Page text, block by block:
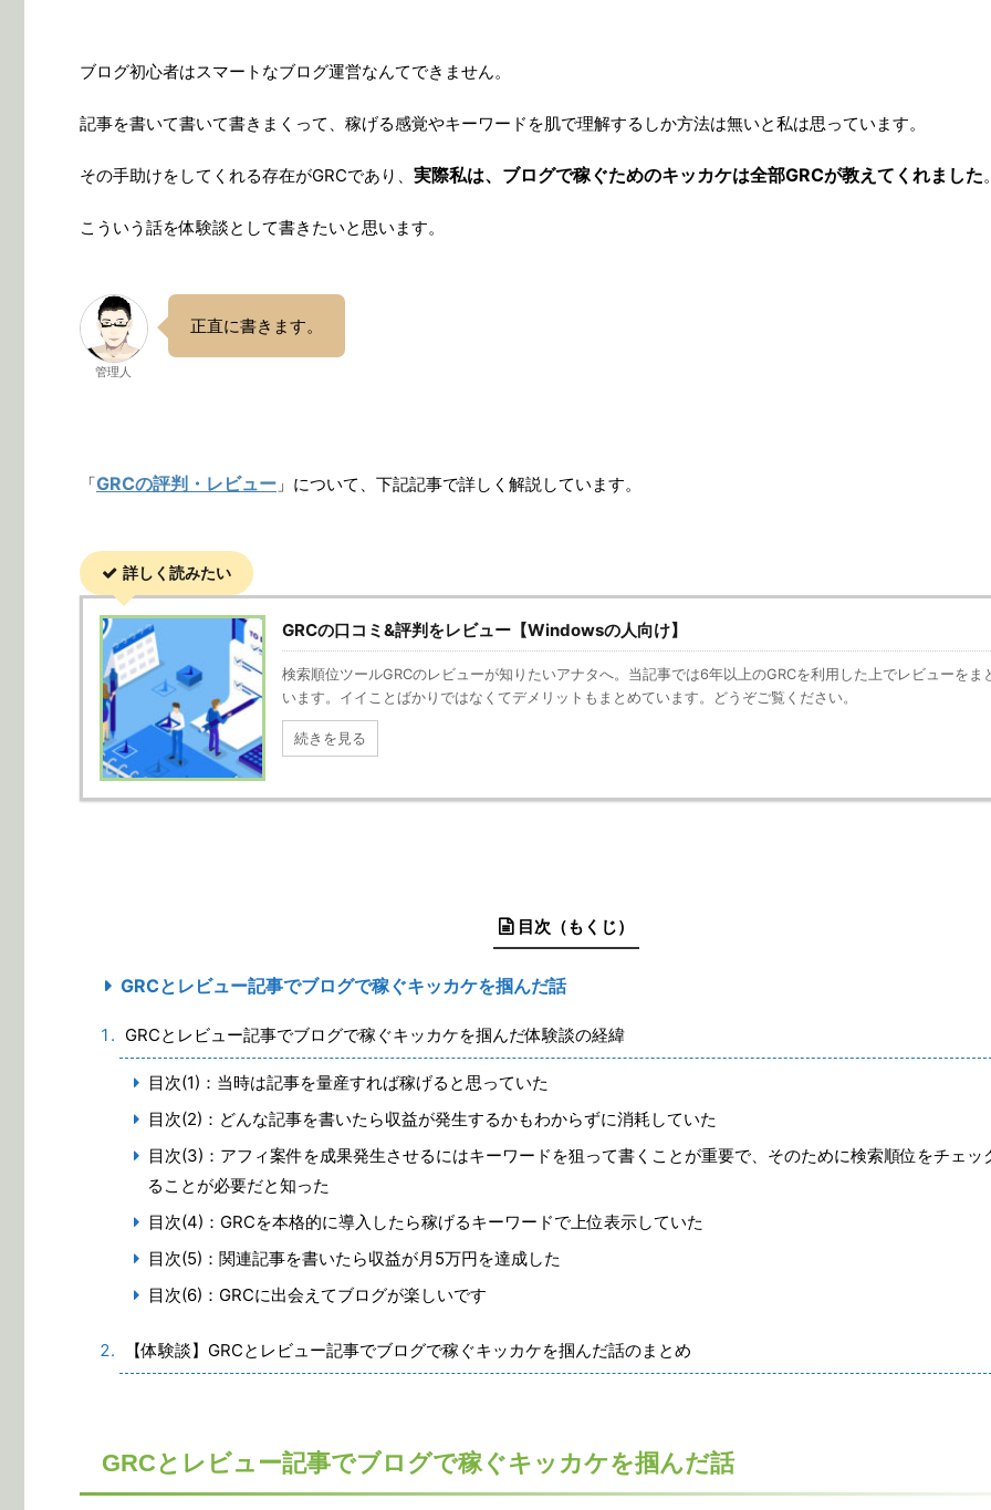
ブログ初心者はスマートなブログ運営なんてできません。
記事を書いて書いて書きまくって、稼げる感覚やキーワードを肌で理解するしか方法は無いと私は思っています。
その手助けをしてくれる存在がGRCであり、 実際私は、ブログで稼ぐためのキッカケは全部GRCが教えてくれました
こういう話を体験談として書きたいと思います。
管理人
正直に書きます。
「GRCの評判・レビュー 」について、下記記事で詳しく解説しています。
詳しく読みたい
GRCの口コミ&評判をレビュー【Windowsの人向け】
検索順位ツールGRCのレビューが知りたいアナタへ。当記事では6年以上のGRCを利用した上でレビューをま
います。イイことばかりではなくてデメリットもまとめています。どうぞご覧ください。
続きを見る
目次（もくじ）
GRCとレビュー記事でブログで稼ぐキッカケを掴んだ話
GRCとレビュー記事でブログで稼ぐキッカケを掴んだ体験談の経緯
目次(1)：当時は記事を量産すれば稼げると思っていた
目次(2)：どんな記事を書いたら収益が発生するかもわからずに消耗していた
目次(3)：アフィ案件を成果発生させるにはキーワードを狙って書くことが重要で、そのために検索順位をチェッ
ることが必要だと知った
目次(4)：GRCを本格的に導入したら稼げるキーワードで上位表示していた
目次(5)：関連記事を書いたら収益が月5万円を達成した
目次(6)：GRCに出会えてブログが楽しいです
【体験談】GRCとレビュー記事でブログで稼ぐキッカケを掴んだ話のまとめ
GRCとレビュー記事でブログで稼ぐキッカケを掴んだ話